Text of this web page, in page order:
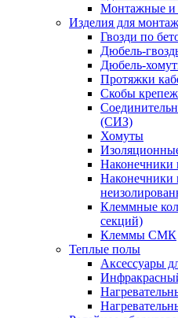
Монтажные и
Изделия для
Гвозди по
Дюбель-
Дюбель-
Протяжки
Скобы
(СИЗ)
Хомуты
Наконечники
Наконечники
Клеммные
секций)
Клеммы СМК
Теплые полы
Аксессуары